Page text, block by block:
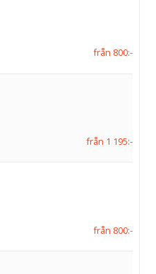
från 800:-
från 1 195:-
från 800:-